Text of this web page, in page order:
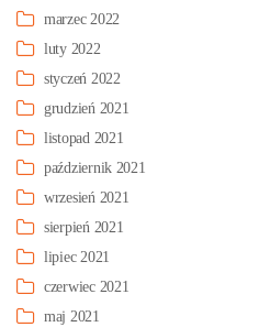
marzec 2022
luty 2022
styczeń 2022
grudzień 2021
listopad 2021
październik 2021
wrzesień 2021
sierpień 2021
lipiec 2021
czerwiec 2021
maj 2021